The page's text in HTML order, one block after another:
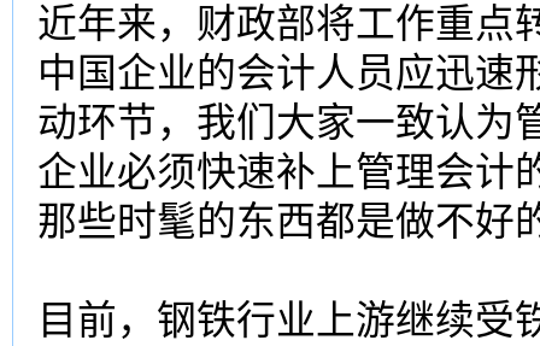
近年来，财政部将工作重点
中国企业的会计人员应迅速
动环节，我们大家一致认为
企业必须快速补上管理会计
那些时髦的东西都是做不好
目前，钢铁行业上游继续受